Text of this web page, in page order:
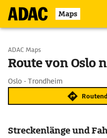
Maps
Start wählen
ADAC Maps
Route von Oslo
Oslo - Trondheim
Streckenlänge und